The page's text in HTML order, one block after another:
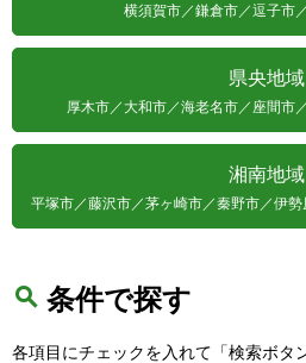
横須賀市／鎌倉市／逗子市
県央地域
厚木市／大和市／海老名市／座間市
湘南地域
平塚市／藤沢市／茅ヶ崎市／秦野市／伊
条件で探す
各項目にチェックを入れて「検索ボタ